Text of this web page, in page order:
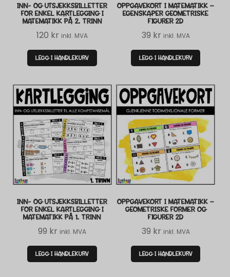
INN- OG UTSJEKKSBILLETTER
FOR ENKEL KARTLEGGING I
MATEMATIKK PÅ 2. TRINN
120 kr inkl. MVA
LEGG I HANDLEKURV
OPPGAVEKORT I MATEMATIKK –
EGENSKAPER GEOMETRISKE
FIGURER 2D
39 kr inkl. MVA
LEGG I HANDLEKURV
INN- OG UTSJEKKSBILLETTER
FOR ENKEL KARTLEGGING I
MATEMATIKK PÅ 1. TRINN
99 kr inkl. MVA
LEGG I HANDLEKURV
OPPGAVEKORT I MATEMATIKK –
GEOMETRISKE FORMER OG
FIGURER 2D
39 kr inkl. MVA
LEGG I HANDLEKURV